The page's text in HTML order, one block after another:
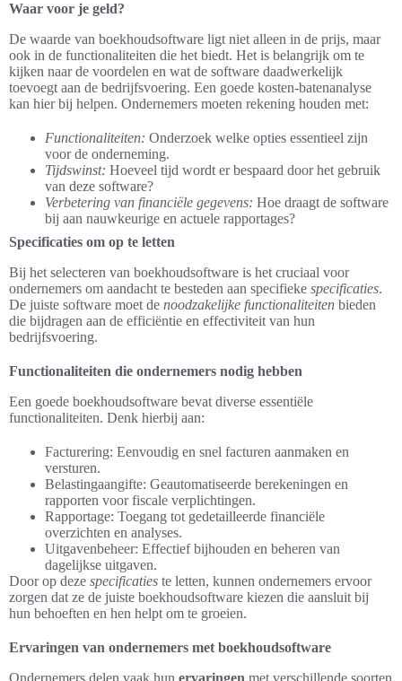
Waar voor je geld?
De waarde van boekhoudsoftware ligt niet alleen in de prijs, maar
ook in de functionaliteiten die het biedt. Het is belangrijk om te
kijken naar de voordelen en wat de software daadwerkelijk
toevoegt aan de bedrijfsvoering. Een goede kosten-batenanalyse
kan hier bij helpen. Ondernemers moeten rekening houden met:
Functionaliteiten: Onderzoek welke opties essentieel zijn
voor de onderneming.
Tijdswinst: Hoeveel tijd wordt er bespaard door het gebruik
van deze software?
Verbetering van financiële gegevens: Hoe draagt de software
bij aan nauwkeurige en actuele rapportages?
Specificaties om op te letten
Bij het selecteren van boekhoudsoftware is het cruciaal voor
ondernemers om aandacht te besteden aan specifieke specificaties.
De juiste software moet de noodzakelijke functionaliteiten bieden
die bijdragen aan de efficiëntie en effectiviteit van hun
bedrijfsvoering.
Functionaliteiten die ondernemers nodig hebben
Een goede boekhoudsoftware bevat diverse essentiële
functionaliteiten. Denk hierbij aan:
Facturering: Eenvoudig en snel facturen aanmaken en
versturen.
Belastingaangifte: Geautomatiseerde berekeningen en
rapporten voor fiscale verplichtingen.
Rapportage: Toegang tot gedetailleerde financiële
overzichten en analyses.
Uitgavenbeheer: Effectief bijhouden en beheren van
dagelijkse uitgaven.
Door op deze specificaties te letten, kunnen ondernemers ervoor
zorgen dat ze de juiste boekhoudsoftware kiezen die aansluit bij
hun behoeften en hen helpt om te groeien.
Ervaringen van ondernemers met boekhoudsoftware